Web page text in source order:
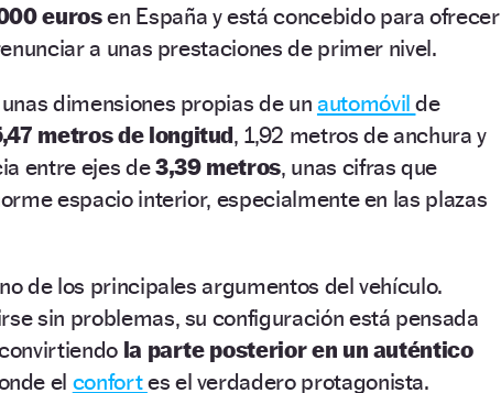
eurosen España y está concebido para ofrecer
a unas prestaciones de primer nivel.
dimensiones propias de un automóvilde
metros de longitud, 1,92 metros de anchura y
entre ejes de3,39 metros, unas cifras que
espacio interior, especialmente en las plazas
de los principales argumentos del vehículo.
sin problemas, su configuración está pensada
la parte posterior en un auténtico
el confortes el verdadero protagonista.